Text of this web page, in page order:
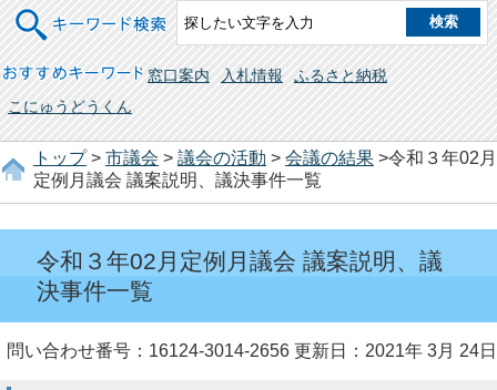
キーワード検索
おすすめキーワード 窓口案内 入札情報
ふるさと納税
こにゅうどうくん
トップ> 市議会 > 議会の活動 > 会議の結果 >令和３年02月
定例月議会 議案説明、議決事件一覧
令和３年02月定例月議会 議案説明、議
決事件一覧
問い合わせ番号：16124-3014-2656 更新日：2021年 3月 24日